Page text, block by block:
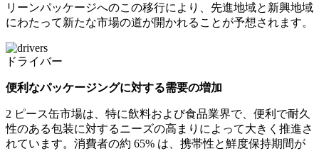
リーンパッケージへのこの移行により、先進地域と新興地域
にわたって新たな市場の道が開かれることが予想されます。
ドライバー
便利なパッケージングに対する需要の増加
2 ピース缶市場は、特に飲料および食品業界で、便利で耐久
性のある包装に対するニーズの高まりによって大きく推進さ
れています。消費者の約 65% は、携帯性と鮮度保持期間が